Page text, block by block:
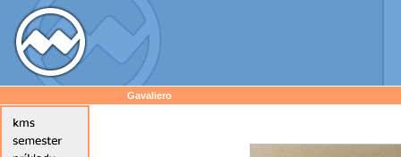
Gavaliero